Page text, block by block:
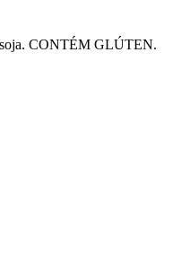
soja. CONTÉM GLÚTEN.